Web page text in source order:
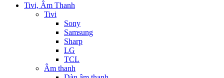
Tivi, Âm Thanh
Tivi
Sony
Samsung
Sharp
LG
TCL
Âm thanh